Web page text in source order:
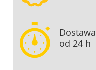
Dostawa
od 24 h